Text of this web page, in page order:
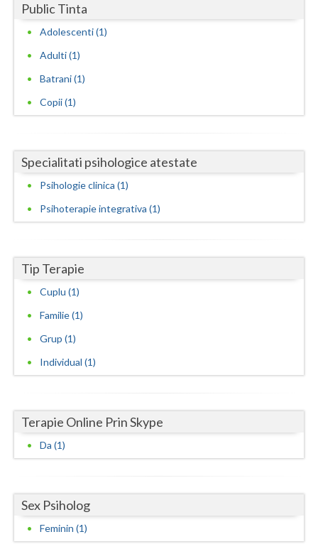
Iasi
Mehedinti
Neamt
Olt
Prahova
Satu-Mare
Sibiu
Tulcea
Valcea
Vrancea
Public Tinta
Adolescenti (1)
Adulti (1)
Batrani (1)
Copii (1)
Specialitati psihologice atestate
Psihologie clinica (1)
Psihoterapie integrativa (1)
Tip Terapie
Cuplu (1)
Familie (1)
Grup (1)
Individual (1)
Terapie Online Prin Skype
Da (1)
Sex Psiholog
Feminin (1)